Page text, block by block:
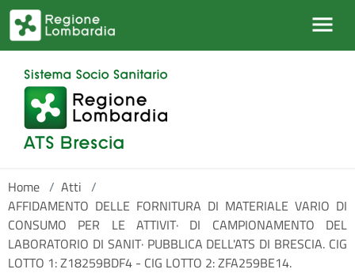
Salta al contenuto principale
Home / Atti /
AFFIDAMENTO DELLE FORNITURA DI MATERIALE VARIO DI
CONSUMO PER LE ATTIVIT· DI CAMPIONAMENTO DEL
LABORATORIO DI SANIT· PUBBLICA DELL'ATS DI BRESCIA. CIG
LOTTO 1: Z18259BDF4 - CIG LOTTO 2: ZFA259BE14.